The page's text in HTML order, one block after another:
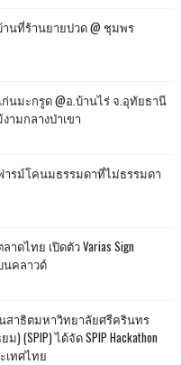
นที่ร้านยายปวด @ ชุมพร
นมะกรูด @อ.บ้านไร่ จ.อุทัยธานี
ามกลางป่าเขา
รม์โคนมธรรมดาที่ไม่ธรรมดา
าดไทย เปิดตัว Varias Sign
นคลาวด์
สาธิตมหาวิทยาลัยศรีครินทร
(SPIP) ได้จัด SPIP Hackathon
เทศไทย